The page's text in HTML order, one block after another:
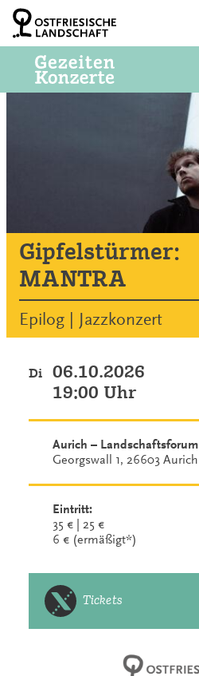
Zum
Inhalt
springen
Gipfelstürmer:
MANTRA
Epilog | Jazzkonzert
Di
06.10.2026
19:00 Uhr
Aurich – Landschaftsforum
Georgswall 1, 26603 Aurich
Eintritt:
35 € | 25 €
6 € (ermäßigt*)
Tickets